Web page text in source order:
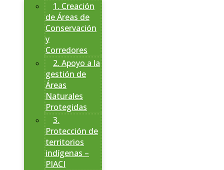
1. Creación
de Áreas de
Conservación
y
Corredores
2. Apoyo a la
gestión de
Áreas
Naturales
Protegidas
3.
Protección de
territorios
indígenas –
PIACI